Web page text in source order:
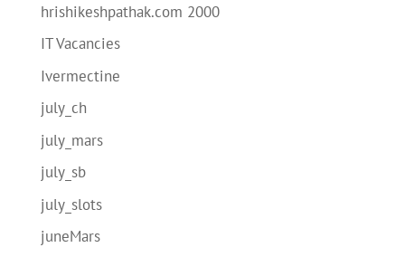
hrishikeshpathak.com 2000
IT Vacancies
Ivermectine
july_ch
july_mars
july_sb
july_slots
juneMars